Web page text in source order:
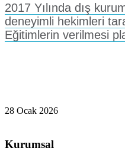
2017 Yılında dış
deneyimli hekimleri
Eğitimlerin verilmesi
28 Ocak 2026
Kurumsal